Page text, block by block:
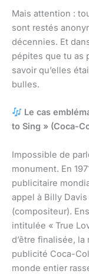
Mais attention :
sont restés
décennies. Et
pépites que tu as
savoir qu’elles
bulles.
Le cas
to Sing » (Coca-
Impossible de
monument. En
publicitaire
appel à Billy
(compositeur).
intitulée « True
d’être finalisée,
publicité Coca-
monde entier